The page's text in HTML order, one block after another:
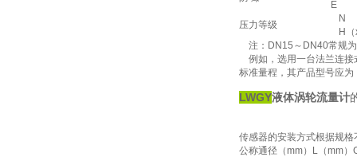
E
压力等级
N
H
注：DN15～DN40常规为
例如，选用一台法兰连接
标准量程，其产品型号应
LWGY液体涡轮流量计
传感器的安装方式根据规
公称通径（mm）
L（mm）